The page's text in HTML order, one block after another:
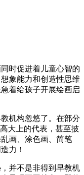
时促进着儿童心智的
象能力和创造性思维
着给孩子开展绘画启
机构忽悠了。在部分
大上的代表，甚至披
画、涂色画、简笔
力！
并不是非得到早教机